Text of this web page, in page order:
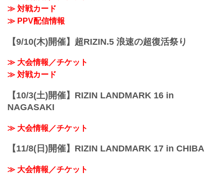
≫ 対戦カード
≫ PPV配信情報
【9/10(木)開催】超RIZIN.5 浪速の超復活祭り
≫ 大会情報／チケット
≫ 対戦カード
【10/3(土)開催】RIZIN LANDMARK 16 in
NAGASAKI
≫ 大会情報／チケット
【11/8(日)開催】RIZIN LANDMARK 17 in CHIBA
≫ 大会情報／チケット